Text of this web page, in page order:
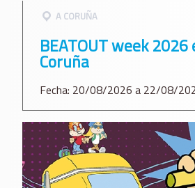
A CORUÑA
BEATOUT week 2026
Coruña
Fecha: 20/08/2026 a 22/08/